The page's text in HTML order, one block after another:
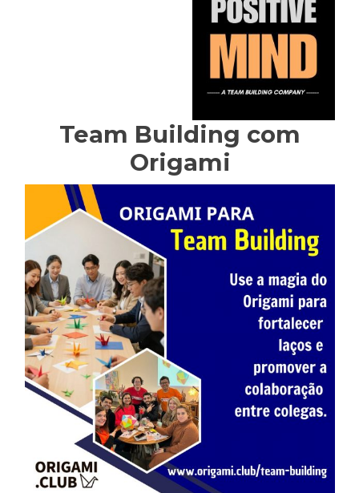
Team Building com
Origami